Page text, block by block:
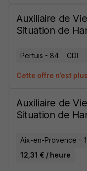
Auxiliaire de
Situation de
Pertuis - 84 CDI
Cette offre n’est
Auxiliaire de
Situation de
Aix-en-Provence -
12,31 € / heure